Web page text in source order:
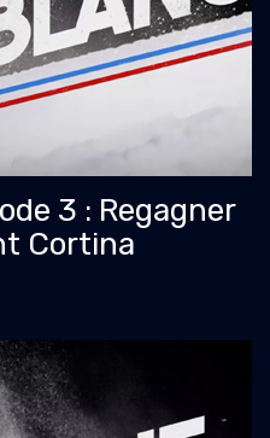
3 : Regagner
Cortina